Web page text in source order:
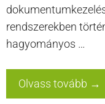
rendszerekben
hagyományos …
Olvass tovább →